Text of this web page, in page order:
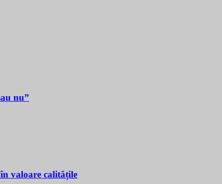
nu”
valoare calitățile